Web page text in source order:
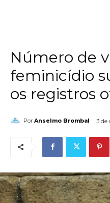
Número de
feminicídio
os registros
Por Anselmo Brombal 3 de